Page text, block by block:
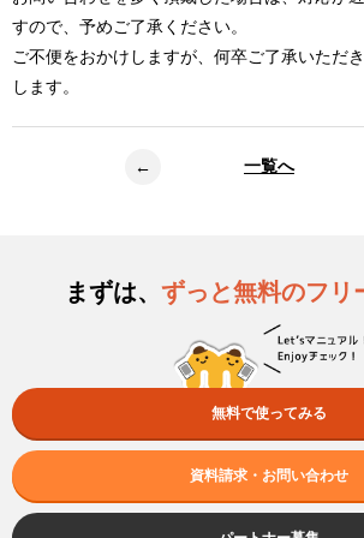
すので、予めご了承ください。
ご不便をおかけしますが、何卒ご了承いただ
します。
← 一覧へ
まずは、 ずっと無料のフリ
無料で使ってみる
資料請求・お問い合わせ